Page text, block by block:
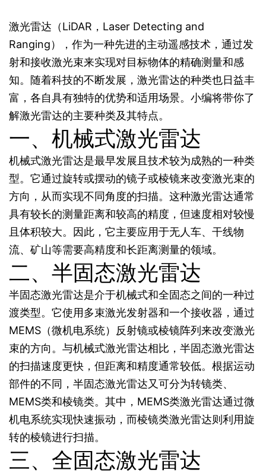
激光雷达（LiDAR，Laser Detecting and
Ranging），作为一种先进的主动遥感技术，通过发
射和接收激光束来实现对目标物体的精确测量和感
知。随着科技的不断发展，激光雷达的种类也日益丰
富，各自具有独特的优势和适用场景。小编将带你了
解激光雷达的主要种类及其特点。
一、机械式激光雷达
机械式激光雷达是最早发展且技术较为成熟的一种类
型。它通过旋转或摆动的镜子或棱镜来改变激光束的
方向，从而实现不同角度的扫描。这种激光雷达通常
具有较长的测量距离和较高的精度，但速度相对较慢
且体积较大。因此，它主要应用于无人车、干线物
流、矿山等需要高精度和长距离测量的领域。
二、半固态激光雷达
半固态激光雷达是介于机械式和全固态之间的一种过
渡类型。它使用多束激光发射器和一个接收器，通过
MEMS（微机电系统）反射镜或棱镜阵列来改变激光
束的方向。与机械式激光雷达相比，半固态激光雷达
的扫描速度更快，但距离和精度通常较低。根据运动
部件的不同，半固态激光雷达又可分为转镜类、
MEMS类和棱镜类。其中，MEMS类激光雷达通过微
机电系统实现快速振动，而棱镜类激光雷达则利用旋
转的棱镜进行扫描。
三、全固态激光雷达